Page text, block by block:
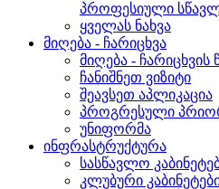
პროფესიული
ყველას ნახვა
მიღება - ჩარიცხვა
მიღება - ჩარიცხვის
ჩანიშნეთ ვიზიტი
შეავსეთ აპლიკაცია
პროგრესული
უნიფორმა
ინფრასტრუქტურა
სასწავლო
კლუბური